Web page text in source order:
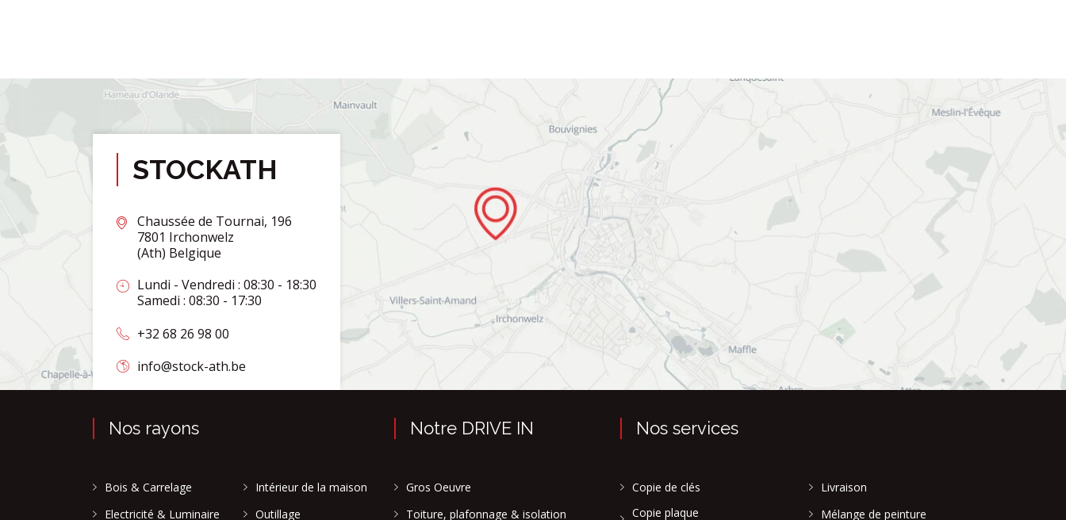
STOCKATH
Chaussée de Tournai, 196
7801 Irchonwelz
(Ath) Belgique
Lundi - Vendredi : 08:30 - 18:30
Samedi : 08:30 - 17:30
+32 68 26 98 00
info@stock-ath.be
Nos rayons
Bois & Carrelage
Electricité & Luminaire
Intérieur de la maison
Outillage
Notre DRIVE IN
Gros Oeuvre
Toiture, plafonnage & isolation
Nos services
Copie de clés
Copie plaque
Livraison
Mélange de peinture